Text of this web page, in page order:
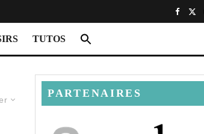
TUTOS
PARTENAIRES